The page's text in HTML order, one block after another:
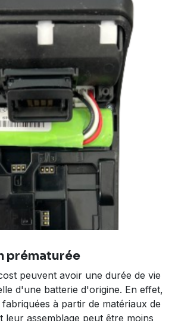
prématurée
peuvent avoir une durée de vie
d'une batterie d'origine. En effet,
à partir de matériaux de
leur assemblage peut être moins